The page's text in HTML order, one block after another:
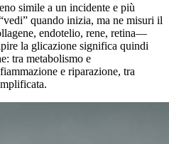
simile a un incidente e più
quando inizia, ma ne misuri il
endotelio, rene, retina—
la glicazione significa quindi
tra metabolismo e
e riparazione, tra